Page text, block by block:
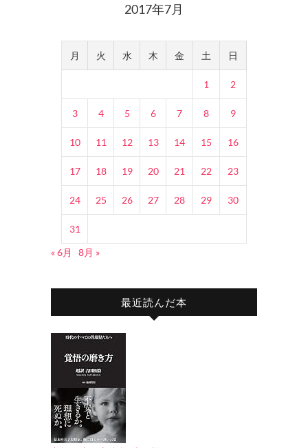
2017年7月
月 火 水 木 金 土 日
1 2
3 4 5 6 7 8 9
10 11 12 13 14 15 16
17 18 19 20 21 22 23
24 25 26 27 28 29 30
31
« 6月
8月 »
最近読んだ本